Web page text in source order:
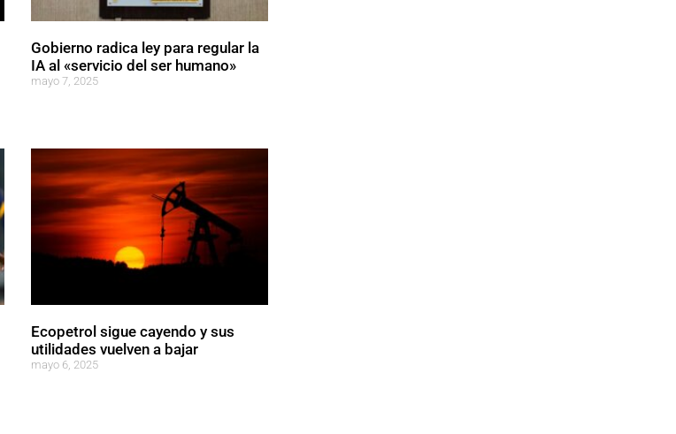
Gobierno radica ley para regular la
IA al «servicio del ser humano»
mayo 7, 2025
Ecopetrol sigue cayendo y sus
utilidades vuelven a bajar
mayo 6, 2025